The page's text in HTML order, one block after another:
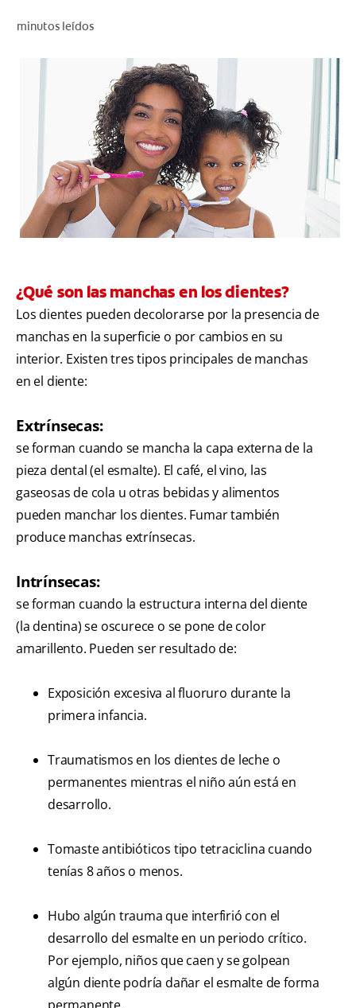
PARA PROFESIONALES
SUSCRÍBASE
minutos leídos
¿Qué son las manchas en los dientes?
Los dientes pueden decolorarse por la presencia de
manchas en la superficie o por cambios en su
interior. Existen tres tipos principales de manchas
en el diente:
Extrínsecas:
se forman cuando se mancha la capa externa de la
pieza dental (el esmalte). El café, el vino, las
gaseosas de cola u otras bebidas y alimentos
pueden manchar los dientes. Fumar también
produce manchas extrínsecas.
Intrínsecas:
se forman cuando la estructura interna del diente
(la dentina) se oscurece o se pone de color
amarillento. Pueden ser resultado de:
Exposición excesiva al fluoruro durante la
primera infancia.
Traumatismos en los dientes de leche o
permanentes mientras el niño aún está en
desarrollo.
Tomaste antibióticos tipo tetraciclina cuando
tenías 8 años o menos.
Hubo algún trauma que interfirió con el
desarrollo del esmalte en un periodo crítico.
Por ejemplo, niños que caen y se golpean
algún diente podría dañar el esmalte de forma